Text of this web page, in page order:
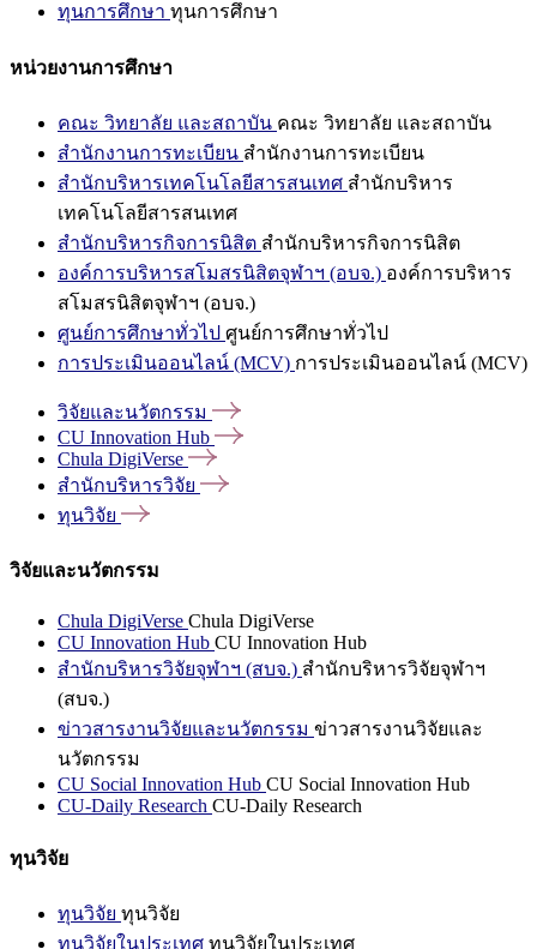
ทุนการศึกษา ทุนการศึกษา
หน่วยงานการศึกษา
คณะ วิทยาลัย และสถาบัน คณะ วิทยาลัย และสถาบัน
สำนักงานการทะเบียน สำนักงานการทะเบียน
สำนักบริหารเทคโนโลยีสารสนเทศ สำนักบริหาร
เทคโนโลยีสารสนเทศ
สำนักบริหารกิจการนิสิต สำนักบริหารกิจการนิสิต
องค์การบริหารสโมสรนิสิตจุฬาฯ (อบจ.) องค์การบริหาร
สโมสรนิสิตจุฬาฯ (อบจ.)
ศูนย์การศึกษาทั่วไป ศูนย์การศึกษาทั่วไป
การประเมินออนไลน์ (MCV) การประเมินออนไลน์ (MCV)
วิจัยและนวัตกรรม
CU Innovation Hub
Chula DigiVerse
สำนักบริหารวิจัย
ทุนวิจัย
วิจัยและนวัตกรรม
Chula DigiVerse Chula DigiVerse
CU Innovation Hub CU Innovation Hub
สำนักบริหารวิจัยจุฬาฯ (สบจ.) สำนักบริหารวิจัยจุฬาฯ
(สบจ.)
ข่าวสารงานวิจัยและนวัตกรรม ข่าวสารงานวิจัยและ
นวัตกรรม
CU Social Innovation Hub CU Social Innovation Hub
CU-Daily Research CU-Daily Research
ทุนวิจัย
ทุนวิจัย ทุนวิจัย
ทุนวิจัยในประเทศ ทุนวิจัยในประเทศ